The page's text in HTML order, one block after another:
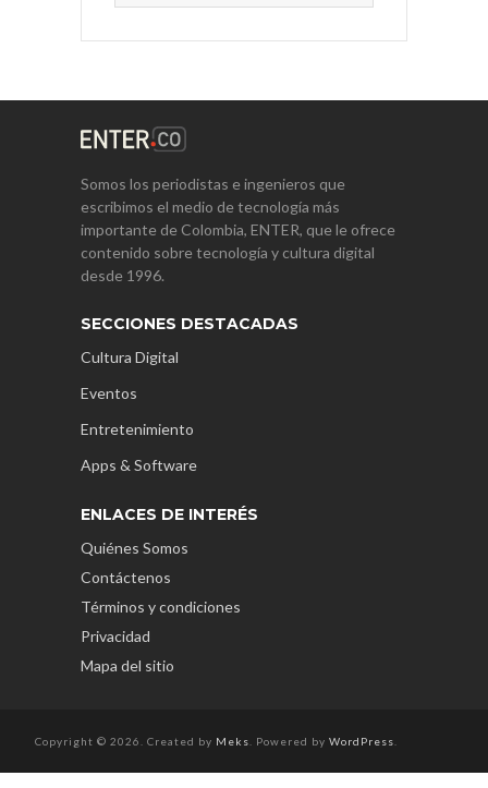
Somos los periodistas e ingenieros que
escribimos el medio de tecnología más
importante de Colombia, ENTER, que le ofrece
contenido sobre tecnología y cultura digital
desde 1996.
SECCIONES DESTACADAS
Cultura Digital
Eventos
Entretenimiento
Apps & Software
ENLACES DE INTERÉS
Quiénes Somos
Contáctenos
Términos y condiciones
Privacidad
Mapa del sitio
Copyright © 2026. Created by Meks . Powered by WordPress